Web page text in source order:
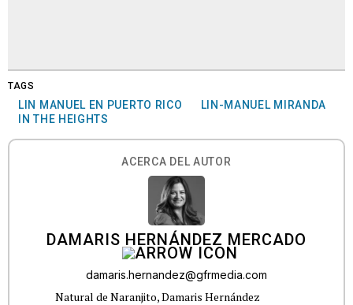
TAGS
LIN MANUEL EN PUERTO RICO
LIN-MANUEL MIRANDA
IN THE HEIGHTS
ACERCA DEL AUTOR
DAMARIS HERNÁNDEZ MERCADO
damaris.hernandez@gfrmedia.com
Natural de Naranjito, Damaris Hernández